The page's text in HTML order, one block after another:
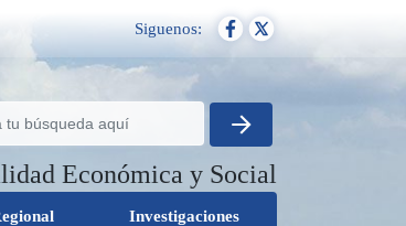
Siguenos:
Económica y Social
Investigaciones